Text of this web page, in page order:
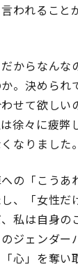
われること
からなんな
。決められ
せて欲しい
徐々に疲弊
なりました。
の「こうあ
、「女性だ
私は自身の
ジェンダー
心」を奪い